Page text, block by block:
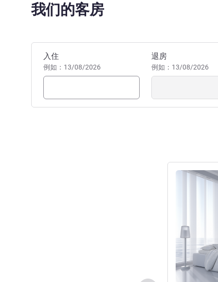
我们的客房
预订此酒店
入住
例如：13/08/2026
退房
例如：13/08/2026
请参阅详情